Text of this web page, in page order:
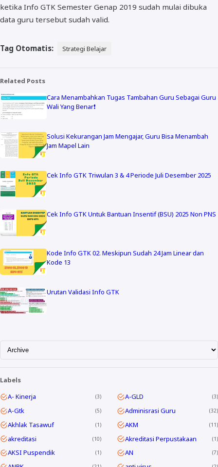
ketika Info GTK Semester Genap 2019 sudah mulai dibuka
data guru tersebut sudah valid.
Tag Otomatis: Strategi Belajar
Related Posts
Cara Menambahkan Tugas Tambahan Guru Sebagai Guru
Wali Yang Benar❗
Solusi Kekurangan Jam Mengajar, Guru Bisa Menambah
Jam Mapel Lain
Cek Info GTK Triwulan 3 & 4 Periode Juli Desember 2025
Cek Info GTK Untuk Bantuan Insentif (BSU) 2025 Non PNS
Kode Info GTK 02. Meskipun Sudah 24 Jam Linear dan
Kode 13
Urutan Validasi Info GTK
Labels
A- Kinerja
3 A-GLD 3
A-Gtk 5 Adminisrasi Guru 32
Akhlak Tasawuf 1 AKM 11
akreditasi 10 Akreditasi Perpustakaan 1
AKSI Puspendik 1 AN 7